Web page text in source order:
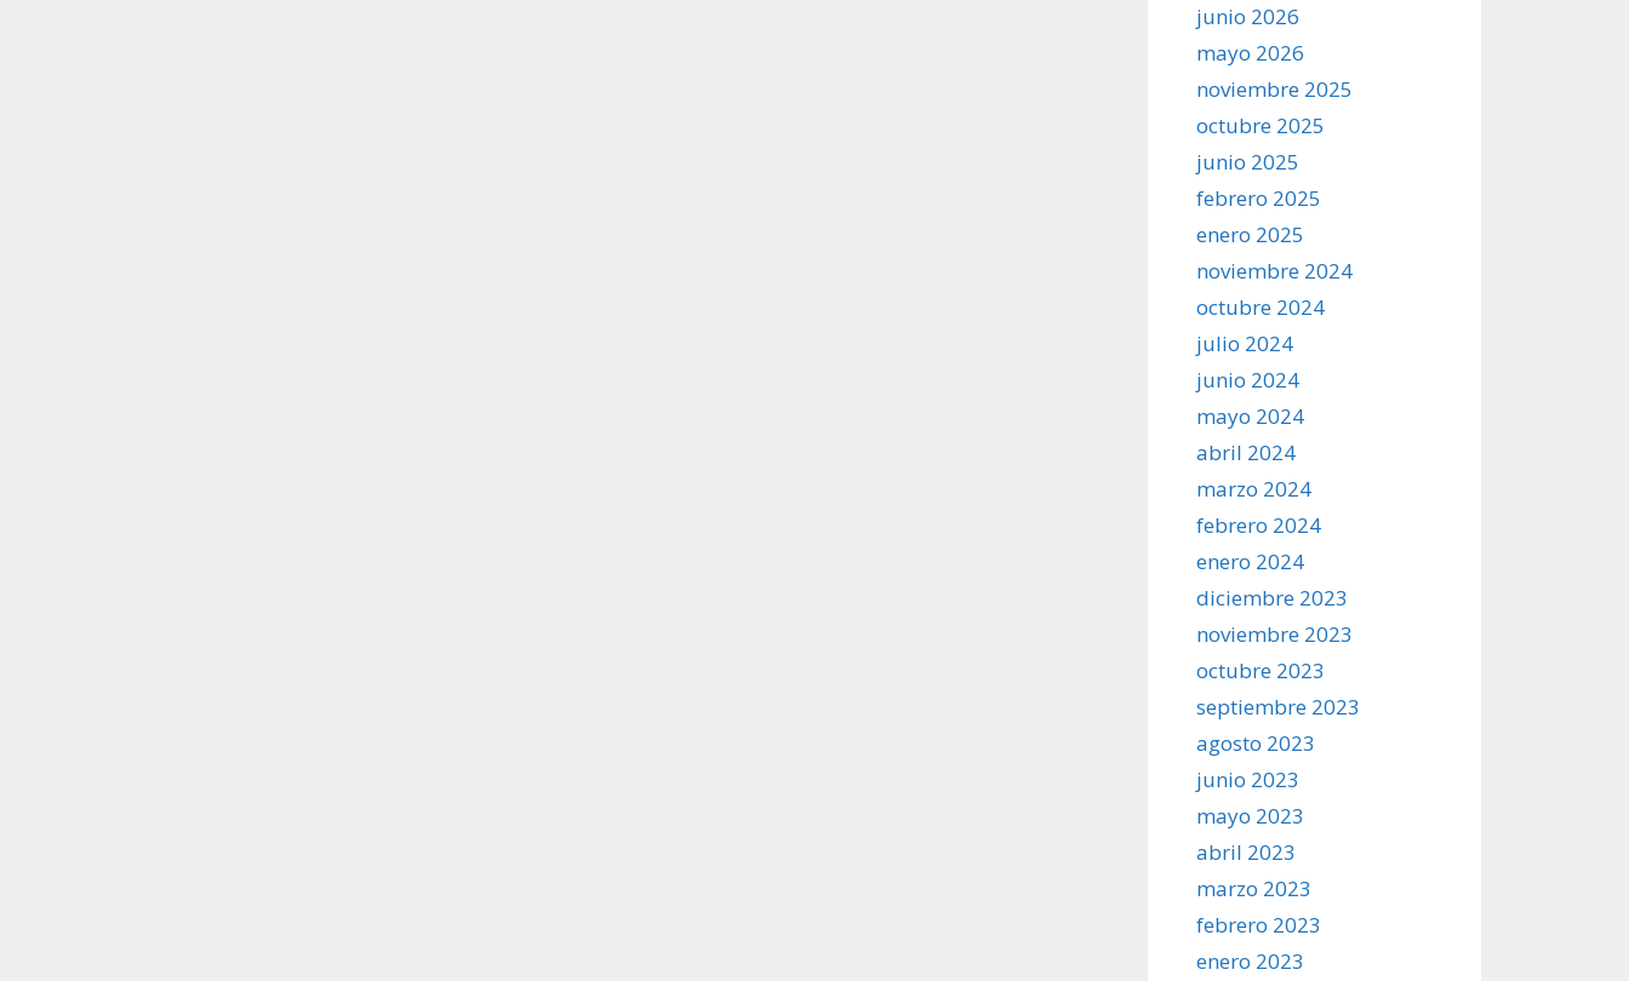
junio 2026
mayo 2026
noviembre 2025
octubre 2025
junio 2025
febrero 2025
enero 2025
noviembre 2024
octubre 2024
julio 2024
junio 2024
mayo 2024
abril 2024
marzo 2024
febrero 2024
enero 2024
diciembre 2023
noviembre 2023
octubre 2023
septiembre 2023
agosto 2023
junio 2023
mayo 2023
abril 2023
marzo 2023
febrero 2023
enero 2023